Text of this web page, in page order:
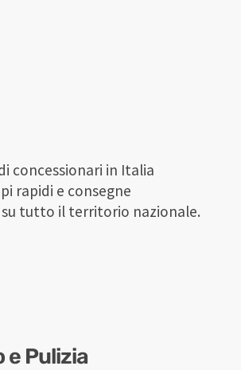
concessionari in Italia
rapidi e consegne
tutto il territorio nazionale.
e Pulizia